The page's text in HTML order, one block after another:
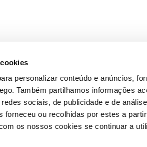
personalizar conteúdo e anúncios,
Também partilhamos informações
sociais, de publicidade e de
forneceu ou recolhidas por estes a
os nossos cookies se continuar a